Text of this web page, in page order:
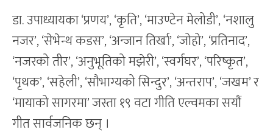
डा. उपाध्यायका ‘प्रणय’, ‘कृति’, ‘माउण्टेन मेलोडी’, ‘नशालु
नजर’, ‘सेभेन्थ कडस’, ‘अन्जान तिर्खा’, ‘जोहो’, ‘प्रतिनाद’,
‘नजरको तीर’, ‘अनुभूतिको मझेरी’, ‘स्वर्गघर’, ‘परिष्कृत’,
‘पृथक’, ‘सहेली’, ‘सौभाग्यको सिन्दुर’, ‘अन्तराप’, ‘जखम’ र
‘मायाको सागरमा’ जस्ता १९ वटा गीति एल्वमका सयौं
गीत सार्वजनिक छन् ।